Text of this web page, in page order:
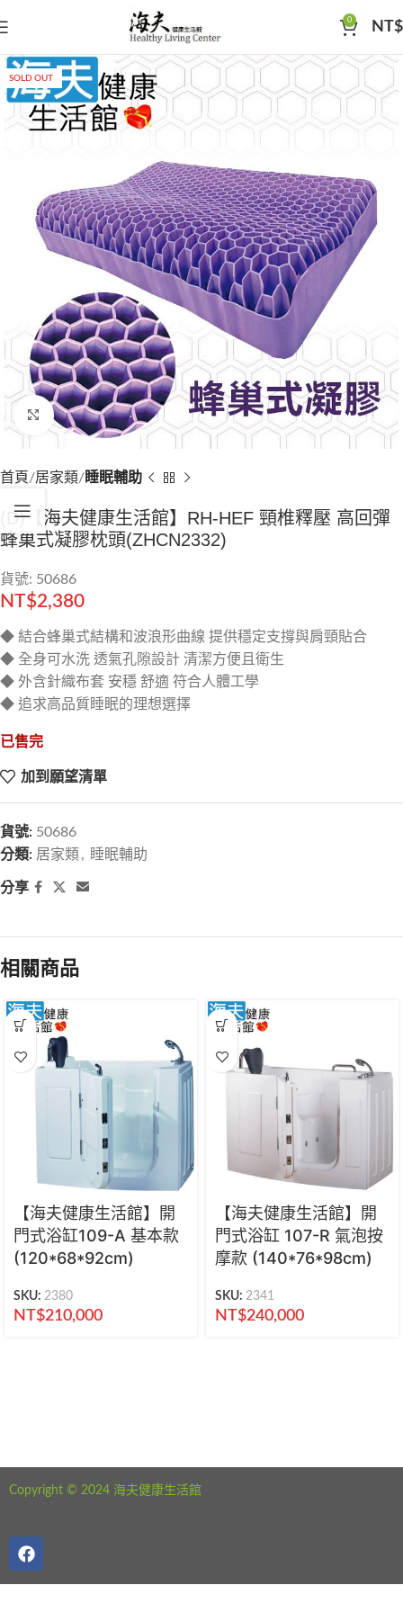
0 NT$
SOLD OUT
Click to enlarge
首頁 居家類 睡眠輔助
(D)【海夫健康生活館】RH-HEF 頸椎釋壓 高回彈
蜂巢式凝膠枕頭(ZHCN2332)
貨號: 50686
NT$2,380
◆ 結合蜂巢式結構和波浪形曲線 提供穩定支撐與肩頸貼合
◆ 全身可水洗 透氣孔隙設計 清潔方便且衛生
◆ 外含針織布套 安穩 舒適 符合人體工學
◆ 追求高品質睡眠的理想選擇
已售完
加到願望清單
貨號: 50686
分類: 居家類 , 睡眠輔助
分享
相關商品
【海夫健康生活館】開
門式浴缸109-A 基本款
(120*68*92cm)
SKU: 2380
NT$210,000
【海夫健康生活館】開
門式浴缸 107-R 氣泡按
摩款 (140*76*98cm)
SKU: 2341
NT$240,000
Copyright © 2024 海夫健康生活館